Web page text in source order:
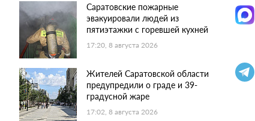
Саратовские пожарные
эвакуировали людей из
пятиэтажки с горевшей кухней
17:20, 8 августа 2026
Жителей Саратовской области
предупредили о граде и 39-
градусной жаре
17:02, 8 августа 2026